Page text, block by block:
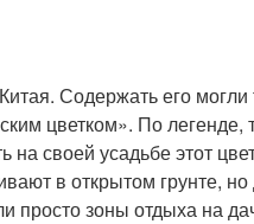
Содержать его могли
цветком». По легенде,
своей усадьбе этот
в открытом грунте, но
зоны отдыха на